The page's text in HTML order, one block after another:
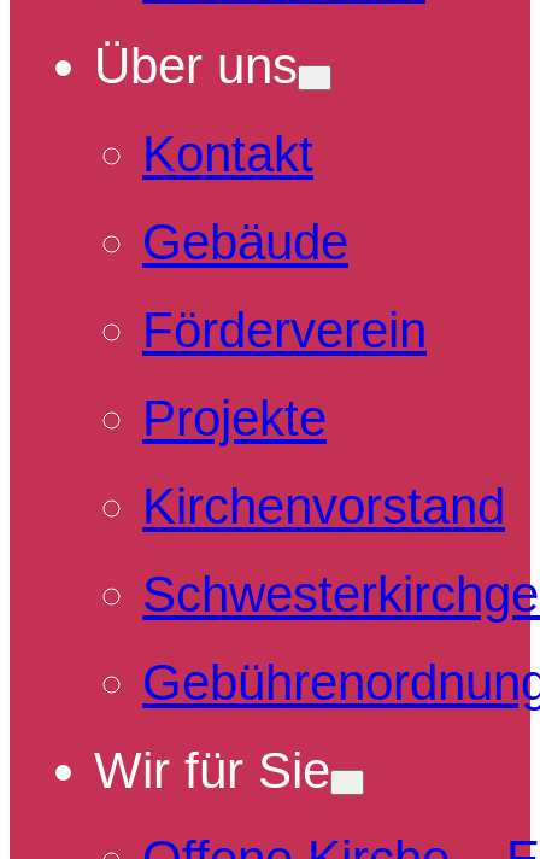
Über uns
Kontakt
Gebäude
Förderverein
Projekte
Kirchenvorstand
Wir für Sie